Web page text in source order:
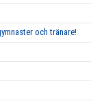
och tränare!